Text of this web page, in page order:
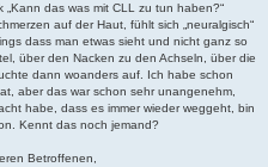
das was mit CLL zu tun haben?“
auf der Haut, fühlt sich „neuralgisch“
dass man etwas sieht und nicht ganz so
über den Nacken zu den Achseln, über die
dann woanders auf. Ich habe schon
aber das war schon sehr unangenehm,
habe, dass es immer wieder weggeht, bin
Kennt das noch jemand?
Betroffenen,